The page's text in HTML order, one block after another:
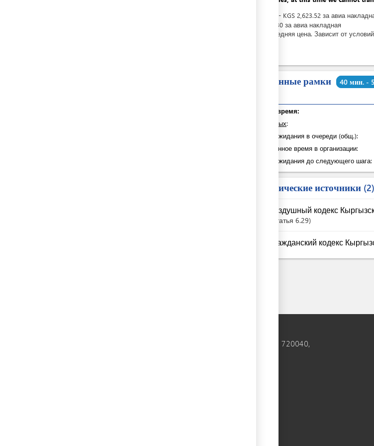
- KGS 2,623.52 за авиа
30 за авиа накладная
Это средняя цена. Зависит от
Временные рамки 40 мин. -
Общее время:
из которых:
Время ожидания в очереди (общ.):
Затраченное время в организации:
Время ожидания до следующего шага:
Юридические источники 2
Воздушный кодекс
Статья 6.29
Гражданский кодекс
пр. Чуй 122, 4-ый этаж, 720040,